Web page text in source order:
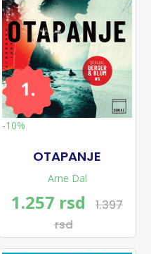
-10%
OTAPANJE
Arne Dal
1.257 rsd
1.397
rsd